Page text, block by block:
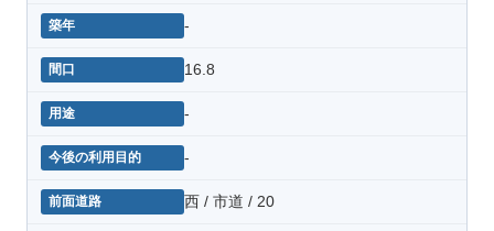
-
16.8
-
-
西 / 市道 / 20